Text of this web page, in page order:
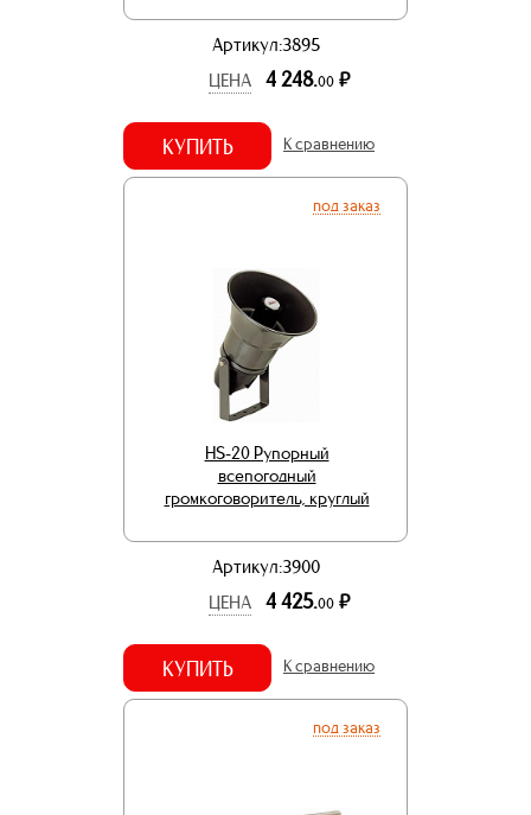
Артикул:3895
ЦЕНА
4 248.00 р.
КУПИТЬ К сравнению
под заказ
HS-20 Рупорный
всепогодный
громкоговоритель, круглый
Артикул:3900
ЦЕНА
4 425.00 р.
КУПИТЬ К сравнению
под заказ